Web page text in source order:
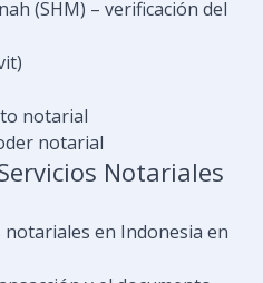
(SHM) – verificación del
notarial
notarial
Notariales
en Indonesia en